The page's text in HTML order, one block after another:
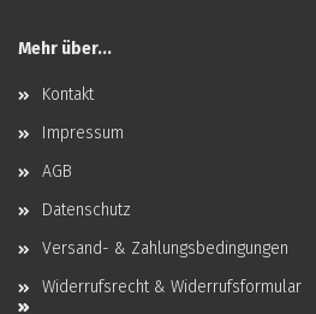
Mehr über...
Kontakt
Impressum
AGB
Datenschutz
Versand- & Zahlungsbedingungen
Widerrufsrecht & Widerrufsformular